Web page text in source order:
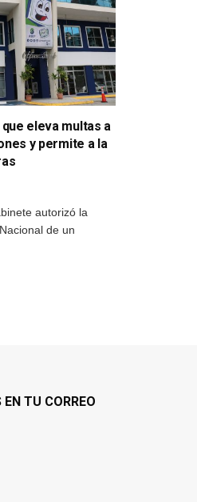
eleva multas a
y permite a la
autorizó la
de un
TU CORREO